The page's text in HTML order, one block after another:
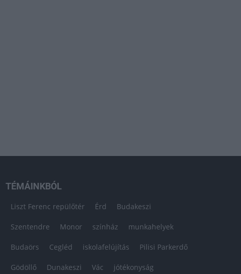
TÉMÁINKBÓL
Liszt Ferenc repülőtér Érd Budakeszi
Szentendre Monor színház munkahelyek
Budaörs Cegléd iskolafelújítás Pilisi Parkerdő
Gödöllő Dunakeszi Vác jótékonyság